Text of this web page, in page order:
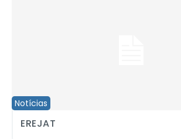
Notícias
EREJAT